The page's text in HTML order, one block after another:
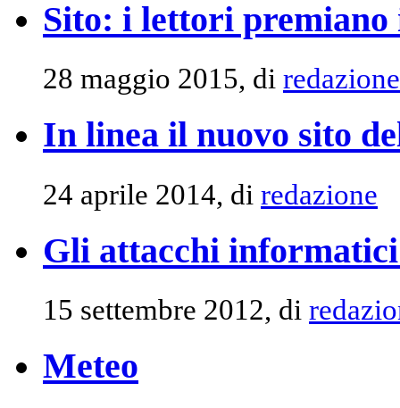
Sito: i lettori premiano
28 maggio 2015, di redazione
In linea il nuovo sito
24 aprile 2014, di redazione
Gli attacchi
15 settembre 2012, di
Meteo